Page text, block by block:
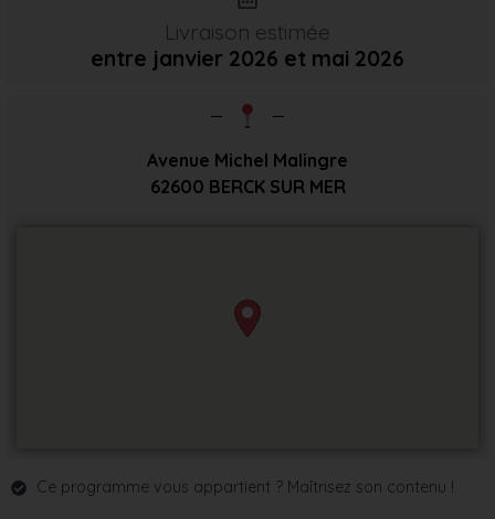
Livraison estimée
entre janvier 2026 et mai 2026
Avenue Michel Malingre
62600 BERCK SUR MER
Ce programme vous appartient ? Maîtrisez son contenu !